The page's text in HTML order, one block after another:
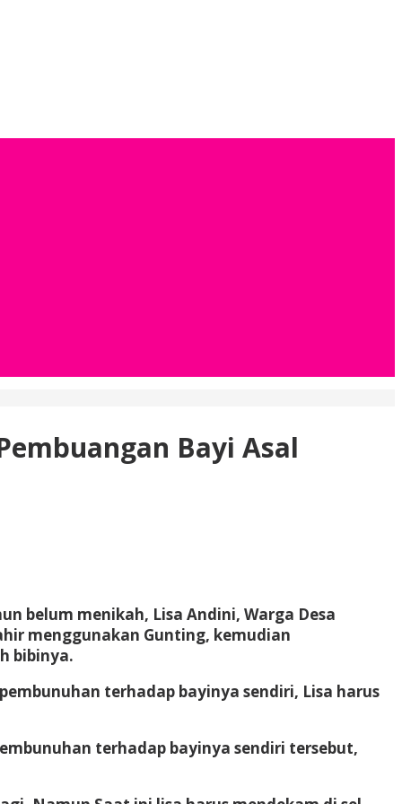
Bayi Asal
belum menikah, Lisa Andini, Warga Desa
menggunakan Gunting, kemudian
bibinya.
terhadap bayinya sendiri, Lisa harus
terhadap bayinya sendiri tersebut,